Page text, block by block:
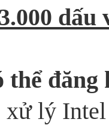
dấu
đăng
xử lý